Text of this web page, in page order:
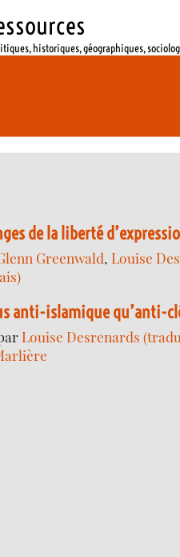
historiques, géographiques,
de la liberté
Greenwald,Louise
anti-islamique qu’anti-
Louise Desrenards